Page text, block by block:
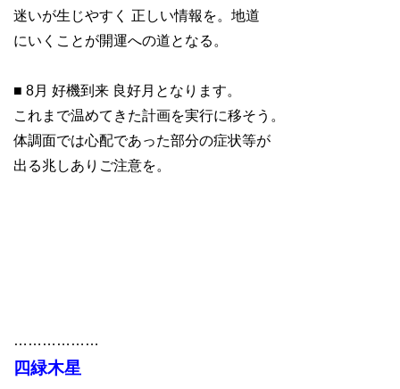
迷いが生じやすく 正しい情報を。地道
にいくことが開運への道となる。
■ 8月 好機到来 良好月となります。
これまで温めてきた計画を実行に移そう。
体調面では心配であった部分の症状等が
出る兆しありご注意を。
………………
四緑木星